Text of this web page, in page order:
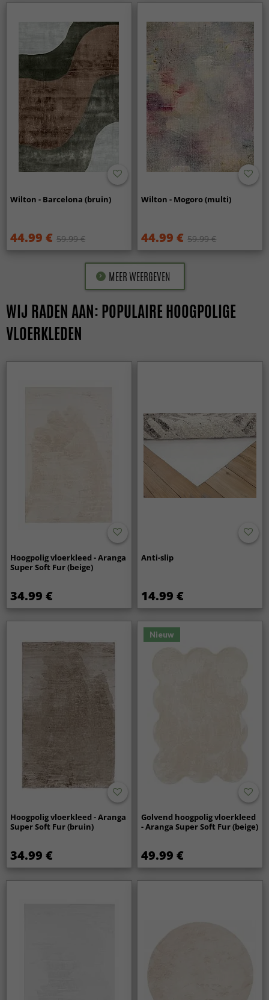
Wilton - Barcelona (bruin)
44.99 € 59.99 €
Wilton - Mogoro (multi)
44.99 € 59.99 €
MEER WEERGEVEN
WIJ RADEN AAN: POPULAIRE HOOGPOLIGE
VLOERKLEDEN
Hoogpolig vloerkleed - Aranga
Super Soft Fur (beige)
34.99 €
Anti-slip
14.99 €
Hoogpolig vloerkleed - Aranga
Super Soft Fur (bruin)
34.99 €
Nieuw
Golvend hoogpolig vloerkleed
- Aranga Super Soft Fur (beige)
49.99 €